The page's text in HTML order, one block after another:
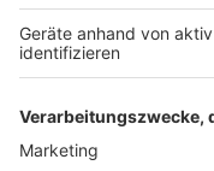
Anzeige